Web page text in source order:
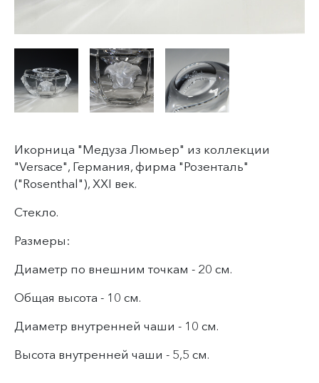
Икорница "Медуза Люмьер" из коллекции
"Versace", Германия, фирма "Розенталь"
("Rosenthal"), XXI век.
Стекло.
Размеры:
Диаметр по внешним точкам - 20 см.
Общая высота - 10 см.
Диаметр внутренней чаши - 10 см.
Высота внутренней чаши - 5,5 см.